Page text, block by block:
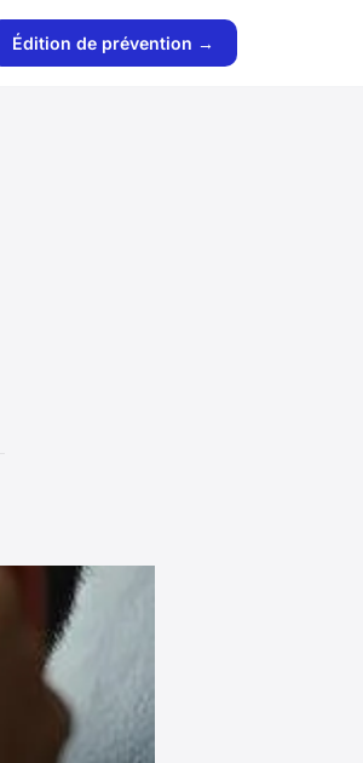
Édition de prévention →